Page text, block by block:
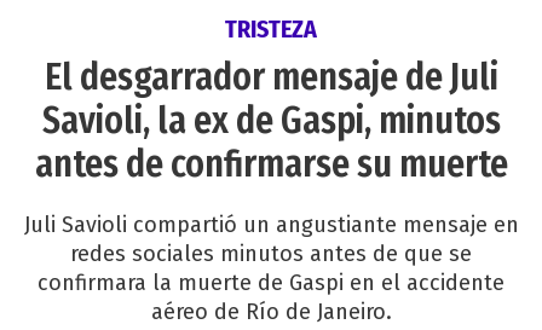
TRISTEZA
El desgarrador mensaje de Juli
Savioli, la ex de Gaspi, minutos
antes de confirmarse su muerte
Juli Savioli compartió un angustiante mensaje en
redes sociales minutos antes de que se
confirmara la muerte de Gaspi en el accidente
aéreo de Río de Janeiro.